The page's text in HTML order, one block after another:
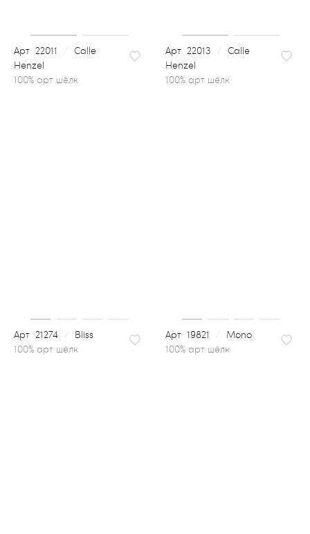
22011
Calle
Henzel
22013
Calle
Henzel
100% арт шёлк
21274 Bliss 19821
Mono
100% арт шёлк